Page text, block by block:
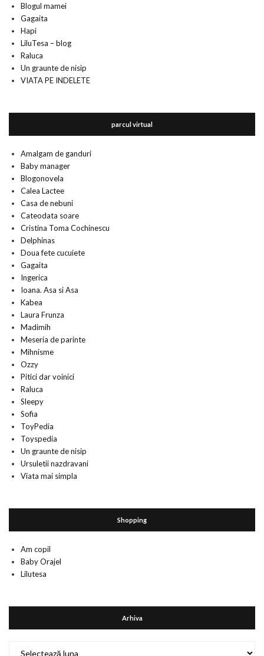
Blogul mamei
Gagaita
Hapi
LiluTesa – blog
Raluca
Un graunte de nisip
VIATA PE INDELETE
parcul virtual
Amalgam de ganduri
Baby manager
Blogonovela
Calea Lactee
Casa de nebuni
Cateodata soare
Cristina Toma Cochinescu
Delphinas
Doua fete cucuiete
Gagaita
Ingerica
Ioana. Asa si Asa
Kabea
Laura Frunza
Madimih
Meseria de parinte
Mihnisme
Ozzy
Pitici dar voinici
Raluca
Sleepy
Sofia
ToyPedia
Toyspedia
Un graunte de nisip
Ursuletii nazdravani
Viata mai simpla
Shopping
Am copil
Baby Orajel
Lilutesa
Arhiva